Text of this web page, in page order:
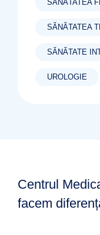
SĂNĂTATEA
SĂNĂTATEA
SĂNĂTATE
UROLOGIE
Centrul
facem